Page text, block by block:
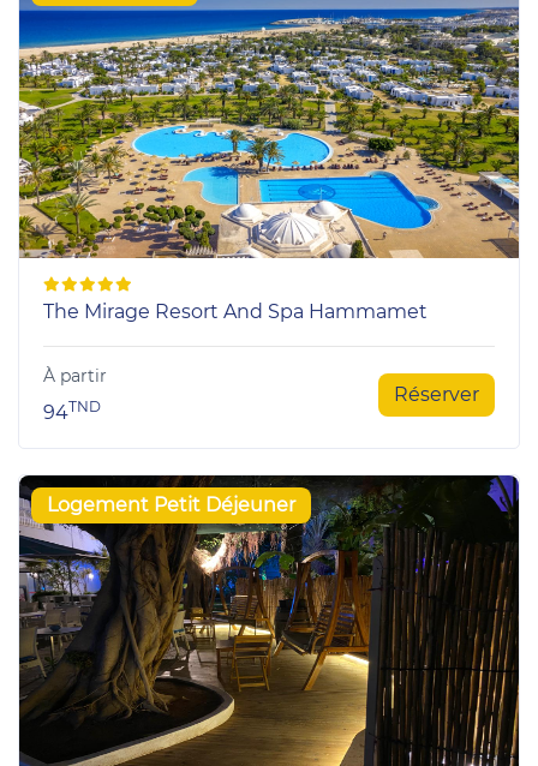
The Mirage Resort And Spa Hammamet
À partir
94TND Réserver
Logement Petit Déjeuner